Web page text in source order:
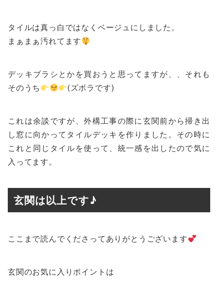
タイルは真っ白ではなくベージュにしました。
まぁまぁ汚れてます
デッキブラシとかを買おうと思ってますが、、それも
そのうち
(ズボラです)
これは余談ですが、外構工事の際に玄関前から掃き出
し窓に向かってタイルデッキを作りました。その時に
これと同じタイルを使って、統一感を出したので気に
入ってます。
玄関は以上です♪
ここまで読んでくださってありがとうございます
玄関のお気に入りポイントは